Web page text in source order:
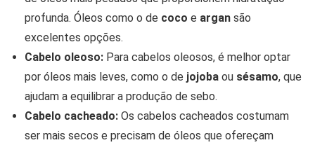
profunda. Óleos como o de coco e argan são
excelentes opções.
Cabelo oleoso: Para cabelos oleosos, é melhor optar
por óleos mais leves, como o de jojoba ou sésamo, que
ajudam a equilibrar a produção de sebo.
Cabelo cacheado: Os cabelos cacheados costumam
ser mais secos e precisam de óleos que ofereçam